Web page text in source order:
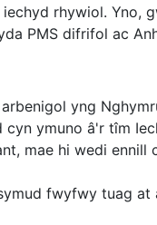
rhywiol. Yno,
PMS difrifol ac
yng
ymuno â'r tîm
mae hi wedi
fwyfwy tuag at